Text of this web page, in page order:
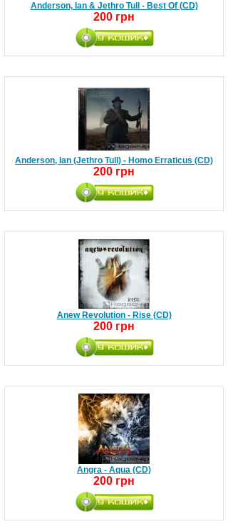
Anderson, Ian & Jethro Tull - Best Of (CD)
200 грн
Anderson, Ian (Jethro Tull) - Homo Erraticus (CD)
200 грн
Anew Revolution - Rise (CD)
200 грн
Angra - Aqua (CD)
200 грн